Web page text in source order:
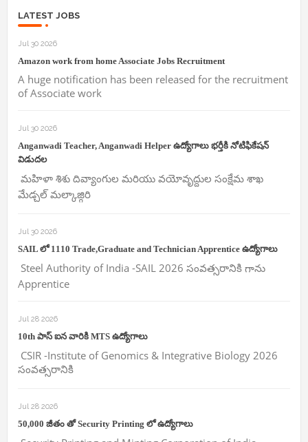
LATEST JOBS
Jul 30 2026
Amazon work from home Associate Jobs Recruitment
A huge notification has been released for the recruitment
of Associate work
Jul 30 2026
Anganwadi Teacher, Anganwadi Helper ఉద్యోగాలు భర్తీకి నోటిఫికేషన్
విడుదల
మహిళా శిశు దివ్యాంగుల మరియు వయోవృద్దుల సంక్షేమ శాఖ
మేడ్చల్ మల్కాజ్గిరి
Jul 30 2026
SAIL లో 1110 Trade,Graduate and Technician Apprentice ఉద్యోగాలు
Steel Authority of India -SAIL 2026 సంవత్సరానికి గాను
Apprentice
Jul 28 2026
10th పాస్ ఐన వారికి MTS ఉద్యోగాలు
CSIR -Institute of Genomics & Integrative Biology 2026
సంవత్సరానికి
Jul 28 2026
50,000 జీతం తో Security Printing లో ఉద్యోగాలు